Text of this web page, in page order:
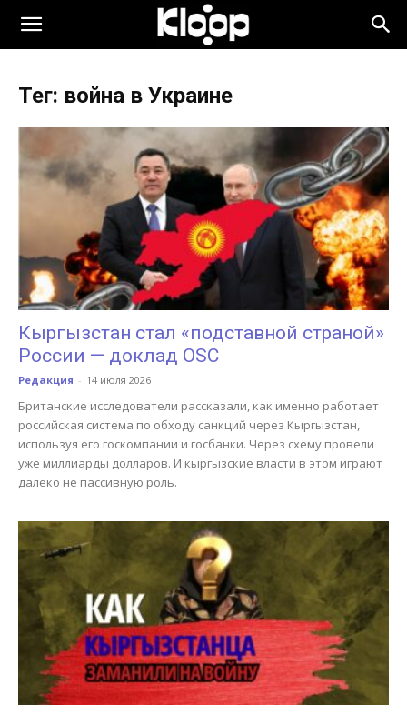
KLOOP.KG
Новости
Кыргызстана
Тег: война в Украине
Кыргызстан стал «подставной страной»
России — доклад OSC
Редакция - 14 июля 2026
Британские исследователи рассказали, как именно работает
российская система по обходу санкций через Кыргызстан,
используя его госкомпании и госбанки. Через схему провели
уже миллиарды долларов. И кыргызские власти в этом играют
далеко не пассивную роль.